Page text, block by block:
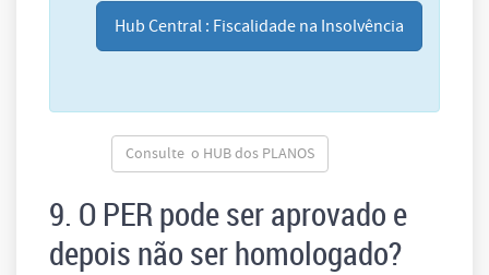
Hub Central : Fiscalidade na Insolvência
Consulte o HUB dos PLANOS
9. O PER pode ser aprovado e
depois não ser homologado?